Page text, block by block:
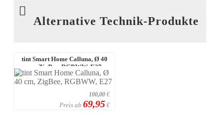
Alternative Technik-Produkte
tint Smart Home Calluna, Ø 40
cm, ZigBee, RGBWW, E27
100,00 €
Preis ab 69,95 €